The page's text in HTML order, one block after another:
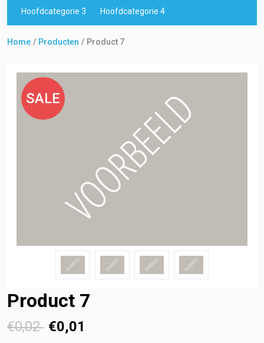
Hoofdcategorie 3 Hoofdcategorie 4
Home Producten Product 7
SALE
Product 7
€0,02 €0,01